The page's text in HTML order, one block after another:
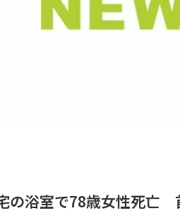
の浴室で78歳女性死亡